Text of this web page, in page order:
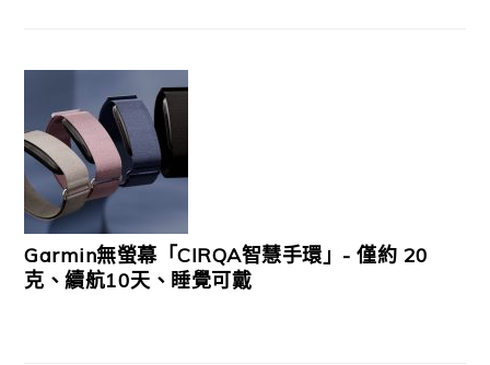
Garmin無螢幕「CIRQA智慧手環」- 僅約 20
克、續航10天、睡覺可戴